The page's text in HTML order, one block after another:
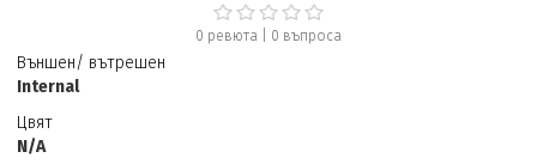
0 ревюта| 0 въпроса
Външен/ вътрешен
Internal
Цвят
N/A